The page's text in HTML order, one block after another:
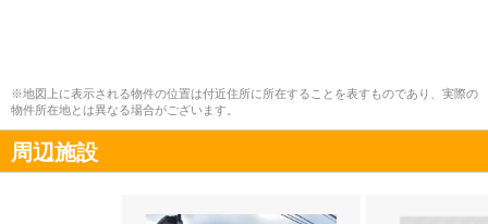
※地図上に表示される物件の位置は付近住所に所在することを表すものであり、実際の
物件所在地とは異なる場合がございます。
周辺施設